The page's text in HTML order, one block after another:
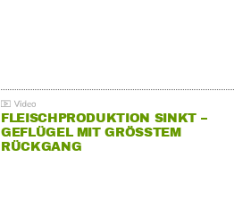
FLEISCHPRODUKTION SINKT –
GEFLÜGEL MIT GRÖSSTEM R
ÜCKGANG